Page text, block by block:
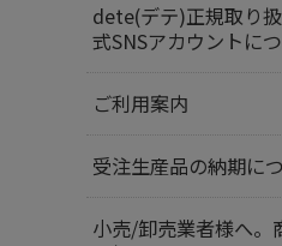
dete(デテ)正規取り
式SNSアカウントに
ご利用案内
受注生産品の納期に
小売/卸売業者様へ。